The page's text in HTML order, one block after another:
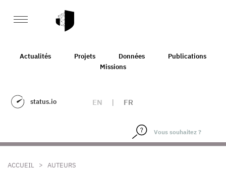
Actualités Projets Données
Publications
Missions
status.io EN | FR
ACCUEIL > AUTEURS